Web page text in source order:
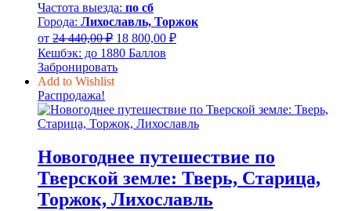
Частота выезда: по сб
Города: Лихославль, Торжок
от 24 440,00₽ Первоначальная
цена
составляла
24
18 800,00 ₽Текущая
Кешбэк: до 1880 Баллов
Забронировать
Add to Wishlist
Распродажа!
Новогоднее путешествие по
Тверской земле: Тверь, Старица,
Торжок, Лихославль